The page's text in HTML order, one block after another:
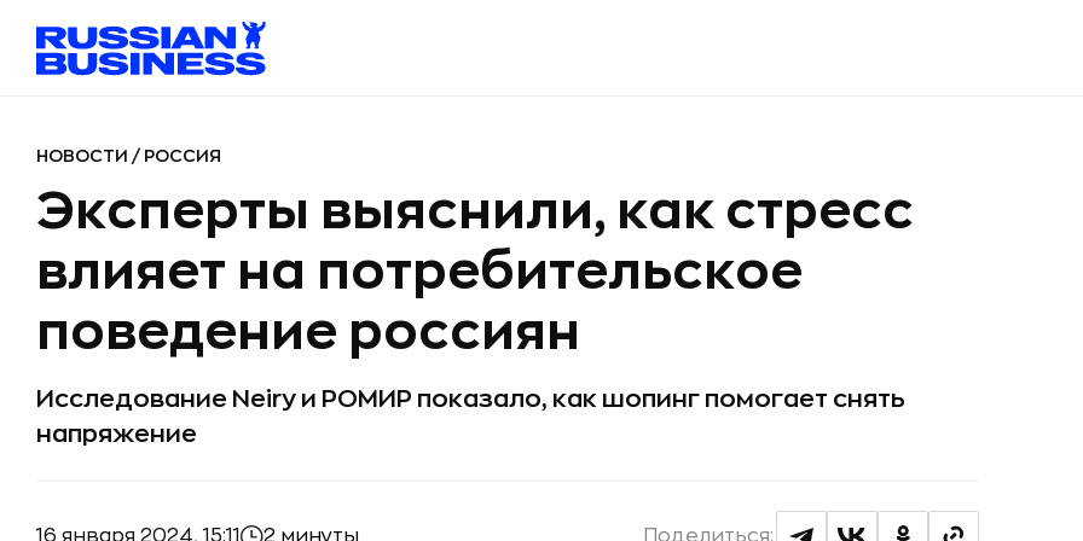
НОВОСТИ / РОССИЯ
Эксперты выяснили, как стресс
влияет на потребительское
поведение россиян
Исследование Neiry и РОМИР показало, как шопинг помогает снять
напряжение
16 января 2024, 15:11 2 минуты Поделиться: